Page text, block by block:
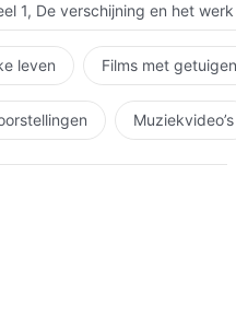
1, De verschijning en het
leven Films met
Muziekvideo’s